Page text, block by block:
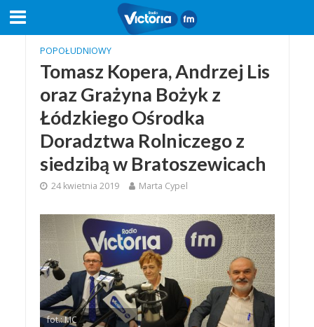
POPOŁUDNIOWY
Tomasz Kopera, Andrzej Lis
oraz Grażyna Bożyk z
Łódzkiego Ośrodka
Doradztwa Rolniczego z
siedzibą w Bratoszewicach
24 kwietnia 2019 Marta Cypel
fot.: MC